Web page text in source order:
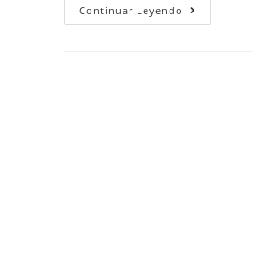
Continuar Leyendo